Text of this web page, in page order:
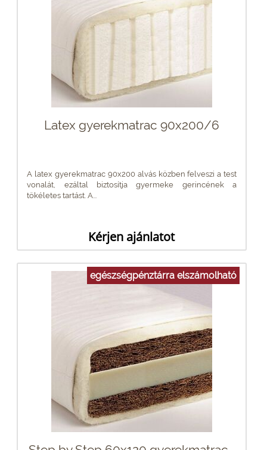
Latex gyerekmatrac 90x200/6
A latex gyerekmatrac 90x200 alvás közben felveszi a test
vonalát, ezáltal biztosítja gyermeke gerincének a
tökéletes tartást. A...
Kérjen ajánlatot
egészségpénztárra elszámolható